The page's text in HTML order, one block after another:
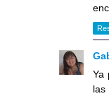
Ya
las